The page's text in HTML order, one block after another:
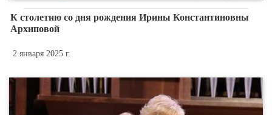
К столетию со дня рождения Ирины Константиновны
Архиповой
2 января 2025 г.